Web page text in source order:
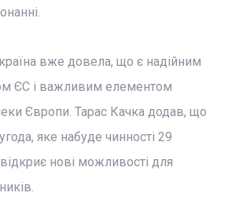
вже довела, що є надійним
ЄС і важливим елементом
Європи. Тарас Качка додав, що
яке набуде чинності 29
нові можливості для